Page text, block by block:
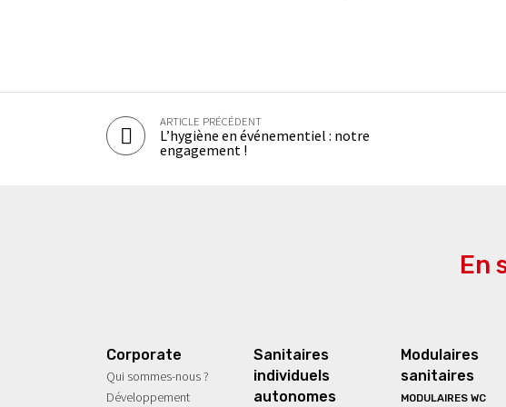
ARTICLE PRÉCÉDENT
L’hygiène en événementiel : notre
engagement !
En
Corporate
Qui sommes-nous ?
Développement
Sanitaires
individuels
autonomes
Modulaires
sanitaires
MODULAIRES WC